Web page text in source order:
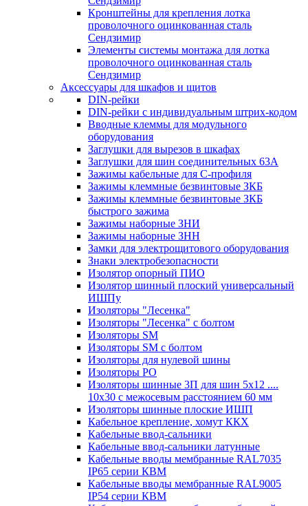
Кронштейны для крепления лотка
проволочного оцинкованная сталь
Сендзимир
Элементы системы монтажа для лотка
проволочного оцинкованная сталь
Сендзимир
Аксессуары для шкафов и щитов
DIN-рейки
DIN-рейки с индивидуальным штрих-кодом
Вводные клеммы для модульного
оборудования
Заглушки для вырезов в шкафах
Заглушки для шин соединительных 63А
Зажимы кабельные для С-профиля
Зажимы клеммные безвинтовые ЗКБ
Зажимы клеммные безвинтовые ЗКБ
быстрого зажима
Зажимы наборные ЗНИ
Зажимы наборные ЗНН
Замки для электрощитового оборудования
Знаки электробезопасности
Изолятор опорный ПИО
Изолятор шинный плоский универсальный
ИШПу
Изоляторы "Лесенка"
Изоляторы "Лесенка" с болтом
Изоляторы SM
Изоляторы SM c болтом
Изоляторы для нулевой шины
Изоляторы РО
Изоляторы шинные 3П для шин 5х12 ....
10х30 с межосевым расстоянием 60 мм
Изоляторы шинные плоские ИШП
Кабельное крепление, хомут ККХ
Кабельные ввод-сальники
Кабельные ввод-сальники латунные
Кабельные вводы мембранные RAL7035
IP65 серии КВМ
Кабельные вводы мембранные RAL9005
IP54 серии КВМ